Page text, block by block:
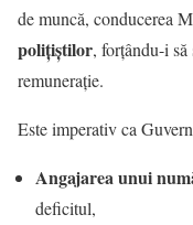
de muncă, conducerea
polițiștilor, forțându-i
remunerație.
Este imperativ ca
Angajarea unui
deficitul,